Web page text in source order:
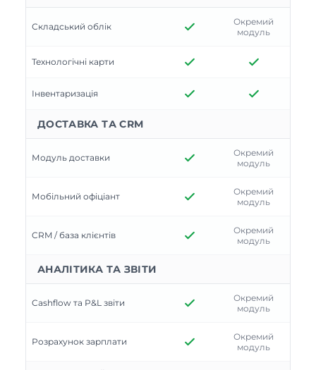
Складський облік
Окремий
модуль
Технологічні карти
Інвентаризація
ДОСТАВКА ТА CRM
Модуль доставки
Окремий
модуль
Мобільний офіціант
Окремий
модуль
CRM / база клієнтів
Окремий
модуль
АНАЛІТИКА ТА ЗВІТИ
Cashflow та P&L звіти
Окремий
модуль
Розрахунок зарплати
Окремий
модуль